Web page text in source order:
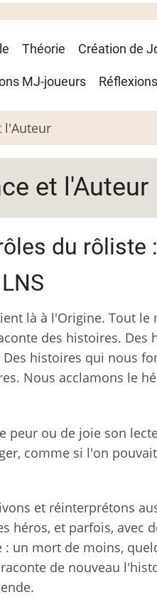
Théorie Création de
MJ-joueurs Réflexions
l'Auteur
et l'Auteur
du rôliste
là à l'Origine. Tout
des histoires.
histoires qui nous
Nous acclamons le
peur ou de joie son
comme si l'on
et réinterprétons
héros, et parfois, avec
un mort de moins,
de nouveau